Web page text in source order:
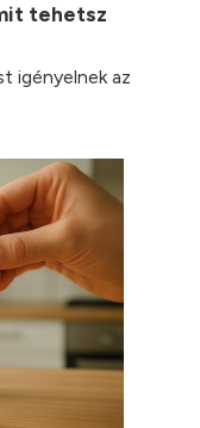
tehetsz
igényelnek az